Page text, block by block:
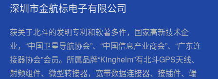
深圳市金航标电子有限公司
获关于北斗的发明专利和软著多件，国家高新技术企
业，“中国卫星导航协会”、“中国信息产业商会”、“广东连
接器协会”会员。所属品牌“Kinghelm”有北斗GPS天线、
射频组件、微型转接器，宽带数据连接器、接插件、端